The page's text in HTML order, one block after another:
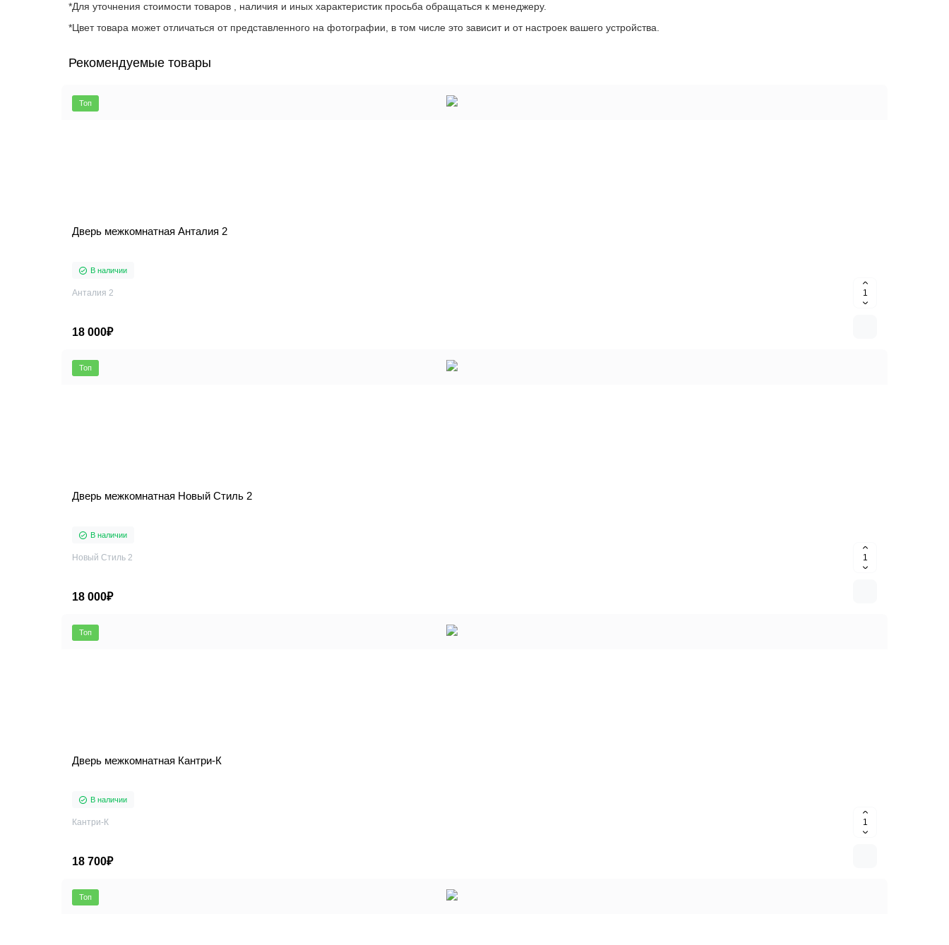
*Для уточнения стоимости товаров , наличия и иных характеристик просьба обращаться к менеджеру.
*Цвет товара может отличаться от представленного на фотографии, в том числе это зависит и от настроек вашего устройства.
Рекомендуемые товары
Топ
Дверь межкомнатная Анталия 2
В наличии
Анталия 2
18 000₽
Топ
Дверь межкомнатная Новый Стиль 2
В наличии
Новый Стиль 2
18 000₽
Топ
Дверь межкомнатная Кантри-К
В наличии
Кантри-К
18 700₽
Топ